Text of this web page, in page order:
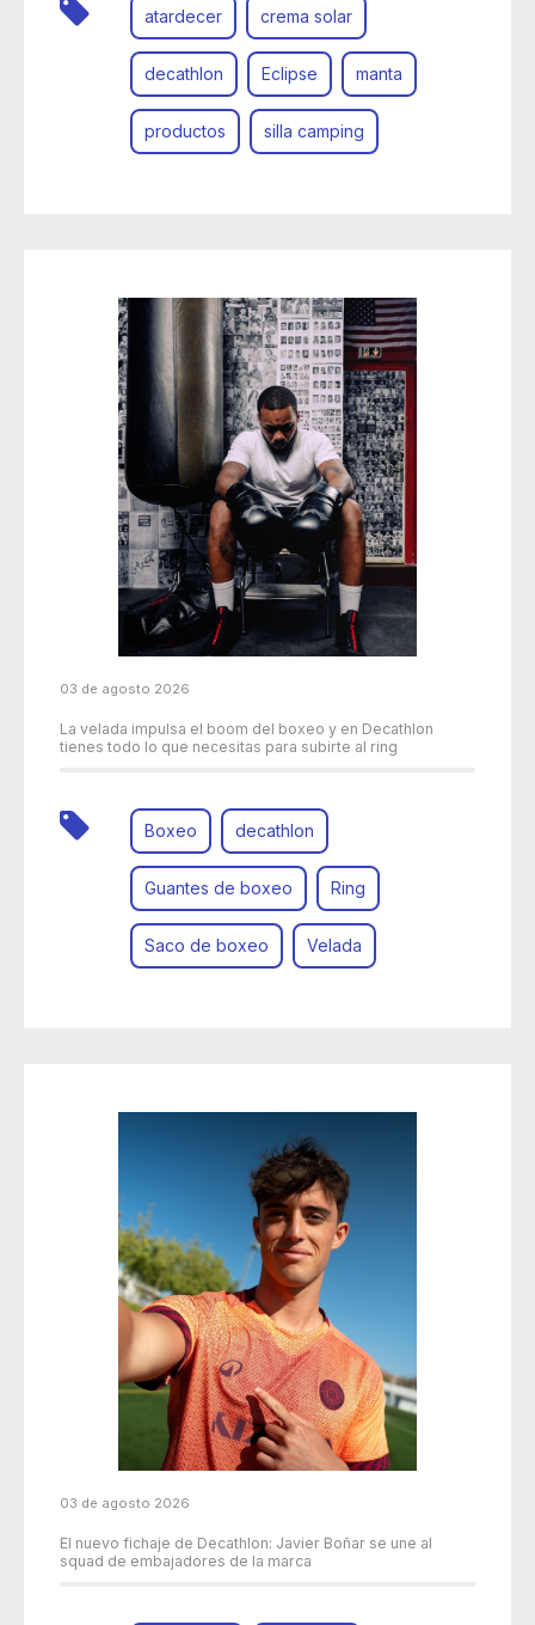
atardecer crema solar
decathlon Eclipse manta
productos silla camping
03 de agosto 2026
La velada impulsa el boom del boxeo y en Decathlon
tienes todo lo que necesitas para subirte al ring
Boxeo decathlon
Guantes de boxeo Ring
Saco de boxeo Velada
03 de agosto 2026
El nuevo fichaje de Decathlon: Javier Boñar se une al
squad de embajadores de la marca